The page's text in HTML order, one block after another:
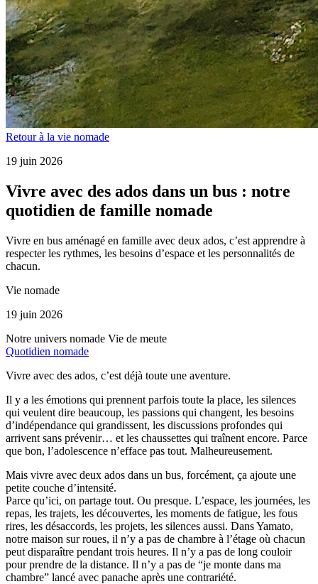
Retour à la vie nomade
19 juin 2026
Vivre avec des ados dans un bus : notre
quotidien de famille nomade
Vivre en bus aménagé en famille avec deux ados, c’est apprendre à
respecter les rythmes, les besoins d’espace et les personnalités de
chacun.
Vie nomade
19 juin 2026
Notre univers nomade Vie de meute
Quotidien nomade
Vivre avec des ados, c’est déjà toute une aventure.
Il y a les émotions qui prennent parfois toute la place, les silences
qui veulent dire beaucoup, les passions qui changent, les besoins
d’indépendance qui grandissent, les discussions profondes qui
arrivent sans prévenir… et les chaussettes qui traînent encore. Parce
que bon, l’adolescence n’efface pas tout. Malheureusement.
Mais vivre avec deux ados dans un bus, forcément, ça ajoute une
petite couche d’intensité.
Parce qu’ici, on partage tout. Ou presque. L’espace, les journées, les
repas, les trajets, les découvertes, les moments de fatigue, les fous
rires, les désaccords, les projets, les silences aussi. Dans Yamato,
notre maison sur roues, il n’y a pas de chambre à l’étage où chacun
peut disparaître pendant trois heures. Il n’y a pas de long couloir
pour prendre de la distance. Il n’y a pas de “je monte dans ma
chambre” lancé avec panache après une contrariété.